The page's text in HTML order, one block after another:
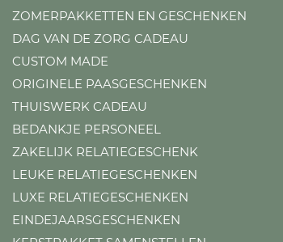
ZOMERPAKKETTEN EN GESCHENKEN
DAG VAN DE ZORG CADEAU
CUSTOM MADE
ORIGINELE PAASGESCHENKEN
THUISWERK CADEAU
BEDANKJE PERSONEEL
ZAKELIJK RELATIEGESCHENK
LEUKE RELATIEGESCHENKEN
LUXE RELATIEGESCHENKEN
EINDEJAARSGESCHENKEN